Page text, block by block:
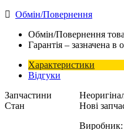
Обмін/Повернення
Обмін/Повернення
Гарантія – зазначена в
Характеристики
Відгуки
Запчастини
Стан
Нові
Виробник: